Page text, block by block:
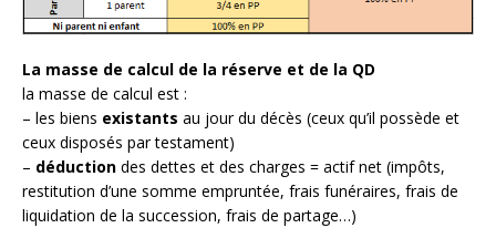
La masse de calcul de la réserve et de la QD
la masse de calcul est :
– les biens existants au jour du décès (ceux qu’il possède et
ceux disposés par testament)
– déduction des dettes et des charges = actif net (impôts,
restitution d’une somme empruntée, frais funéraires, frais de
liquidation de la succession, frais de partage…)